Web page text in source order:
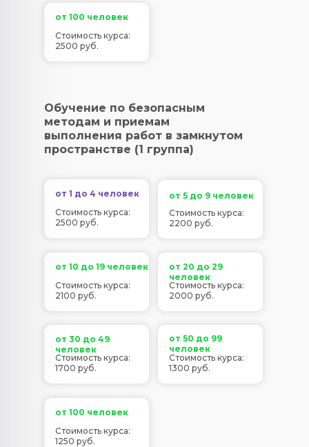
от 100 человек
Стоимость курса:
2500 руб.
Обучение по безопасным
методам и приемам
выполнения работ в замкнутом
пространстве (1 группа)
от 1 до 4 человек
Стоимость курса:
2500 руб.
от 5 до 9 человек
от 10 до 19 человек
от 20 до 29
человек
от 30 до 49
человек
от 50 до 99
человек
от 100 человек
Стоимость курса:
2200 руб.
Стоимость курса:
2100 руб.
Стоимость курса:
2000 руб.
Стоимость курса:
1700 руб.
Стоимость курса:
1300 руб.
Стоимость курса:
1250 руб.